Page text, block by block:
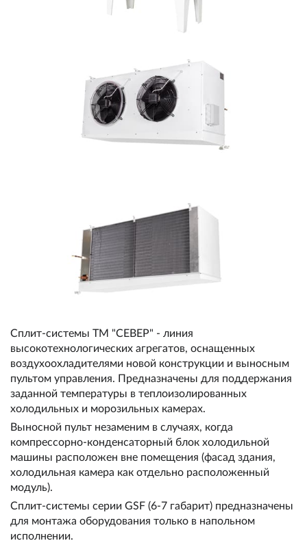
Сплит-системы ТМ "СЕВЕР" - линия
высокотехнологических агрегатов, оснащенных
воздухоохладителями новой конструкции и выносным
пультом управления. Предназначены для поддержания
заданной температуры в теплоизолированных
холодильных и морозильных камерах.
Выносной пульт незаменим в случаях, когда
компрессорно-конденсаторный блок холодильной
машины расположен вне помещения (фасад здания,
холодильная камера как отдельно расположенный
модуль).
Сплит-системы серии GSF (6-7 габарит) предназначены
для монтажа оборудования только в напольном
исполнении.